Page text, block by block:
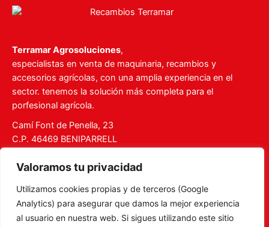
Valoramos tu privacidad
Utilizamos cookies propias y de terceros (Google
Analytics) para asegurar que damos la mejor experiencia
al usuario en nuestra web. Si sigues utilizando este sitio
Terramar Agrosoluciones,
especialistas en venta de maquinaria, recambios y
accesorios agrícolas, con una amplia experiencia en el
sector. tenemos la solución más completa para el
porfesional agrícola.
Camí Font de Penella, 23
C.P. 46469 BENIPARRELL
ventas@recambiosterramar.com
Mi Cuenta
Carrito